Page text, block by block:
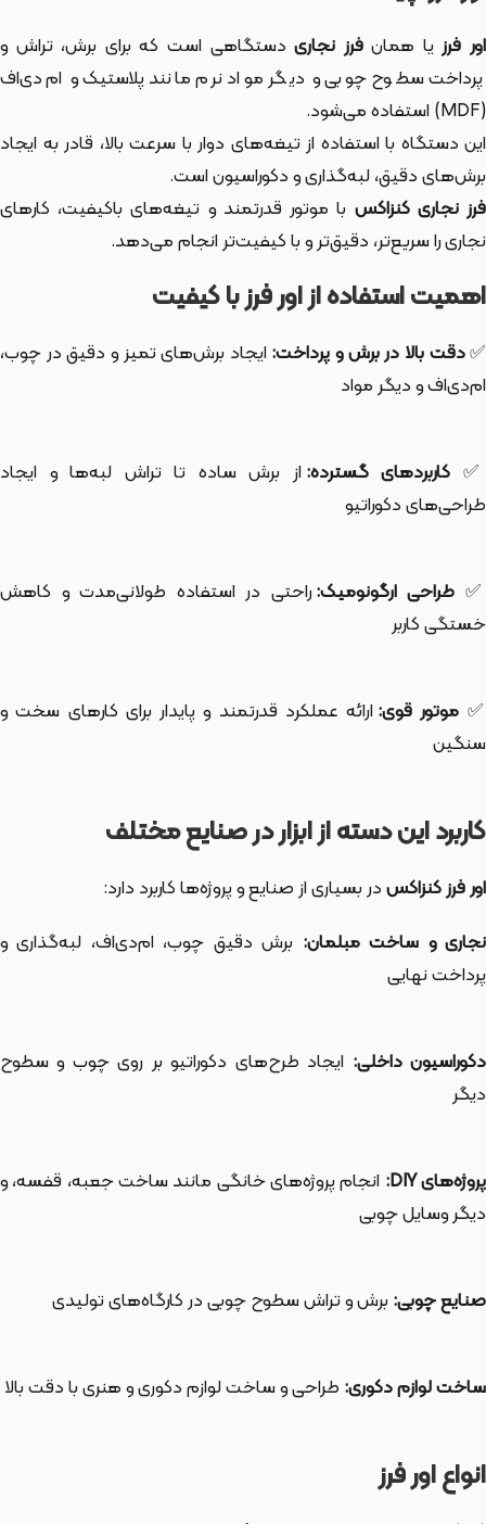
اور فرزیا همانفرز نجاریدستگاهی است که برای برش، تراش و
پرداخت سطوح چوبی و دیگر مواد نرم مانند پلاستیک و ام‌دی‌اف
(MDF) استفاده می‌شود.
این دستگاه با استفاده از تیغه‌های دوار با سرعت بالا، قادر به ایجاد
برش‌های دقیق، لبه‌گذاری و دکوراسیون است.
فرز نجاری کنزاکس با موتور قدرتمند و تیغه‌های باکیفیت، کارهای
نجاری را سریع‌تر، دقیق‌تر و با کیفیت‌تر انجام می‌دهد.
اهمیت استفاده از اور فرز با کیفیت
✅دقت بالا در برش و پرداخت:ایجاد برش‌های تمیز و دقیق در چوب،
ام‌دی‌اف و دیگر مواد
✅ کاربردهای گسترده:از برش ساده تا تراش لبه‌ها و ایجاد
طراحی‌های دکوراتیو
✅ طراحی ارگونومیک:راحتی در استفاده طولانی‌مدت و کاهش
خستگی کاربر
✅ موتور قوی:ارائه عملکرد قدرتمند و پایدار برای کارهای سخت و
سنگین
کاربرد این دسته از ابزار در صنایع مختلف
اور فرز کنزاکسدر بسیاری از صنایع و پروژه‌ها کاربرد دارد:
نجاری و ساخت مبلمان: برش دقیق چوب، ام‌دی‌اف، لبه‌گذاری و
پرداخت نهایی
دکوراسیون داخلی: ایجاد طرح‌های دکوراتیو بر روی چوب و سطوح
دیگر
پروژه‌های DIY:
انجام پروژه‌های خانگی مانند ساخت جعبه، قفسه، و
دیگر وسایل چوبی
صنایع چوبی: برش و تراش سطوح چوبی در کارگاه‌های تولیدی
ساخت لوازم دکوری: طراحی و ساخت لوازم دکوری و هنری با دقت بالا
انواع اور فرز